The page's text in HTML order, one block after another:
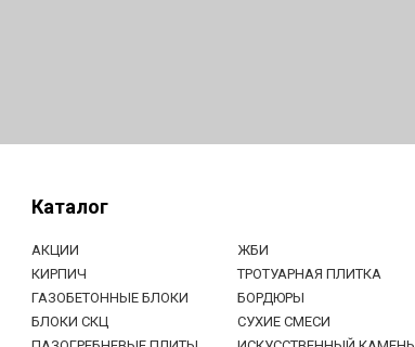
Каталог
АКЦИИ
КИРПИЧ
ГАЗОБЕТОННЫЕ БЛОКИ
БЛОКИ СКЦ
ЖБИ
ТРОТУАРНАЯ ПЛИТКА
БОРДЮРЫ
СУХИЕ СМЕСИ